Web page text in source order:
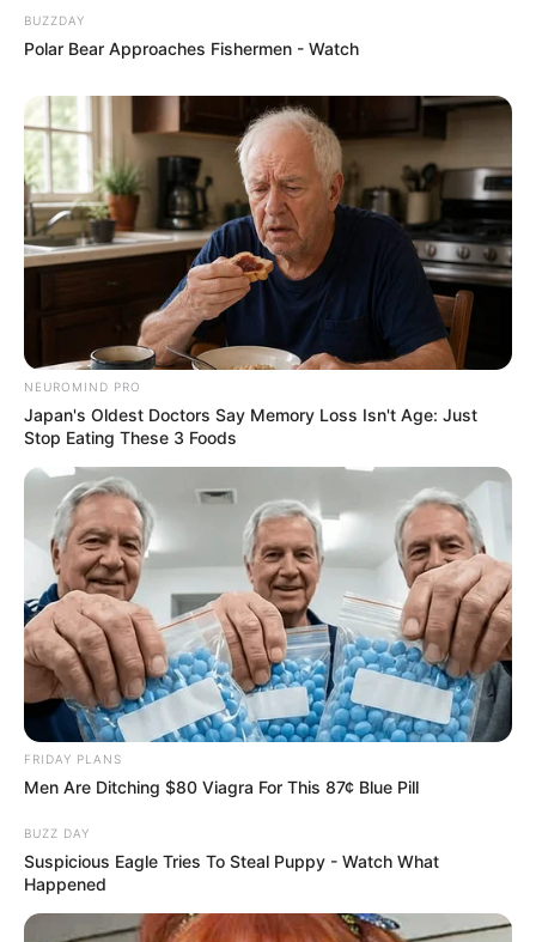
BUZZDAY
Polar Bear Approaches Fishermen - Watch
NEUROMIND PRO
Japan's Oldest Doctors Say Memory Loss Isn't Age: Just
Stop Eating These 3 Foods
FRIDAY PLANS
Men Are Ditching $80 Viagra For This 87¢ Blue Pill
BUZZ DAY
Suspicious Eagle Tries To Steal Puppy - Watch What
Happened